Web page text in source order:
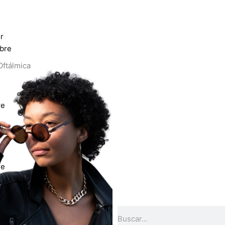
Contacto
COMPRAR POR
MARCA